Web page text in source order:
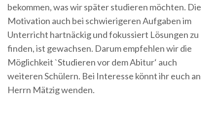
bekommen, was wir später studieren möchten. Die
Motivation auch bei schwierigeren Aufgaben im
Unterricht hartnäckig und fokussiert Lösungen zu
finden, ist gewachsen. Darum empfehlen wir die
Möglichkeit `Studieren vor dem Abitur‘ auch
weiteren Schülern. Bei Interesse könnt ihr euch an
Herrn Mätzig wenden.